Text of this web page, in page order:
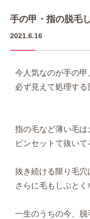
手の甲・指の脱毛
2021.6.16
今人気なのが手の甲
必ず見えて処理する
指の毛など薄い毛
ピンセットて抜いて
抜き続ける限り毛穴
さらに毛もしぶとく
一生のうちの今、脱